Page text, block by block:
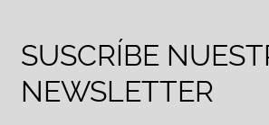
SUSCRÍBE
NEWSLETTER